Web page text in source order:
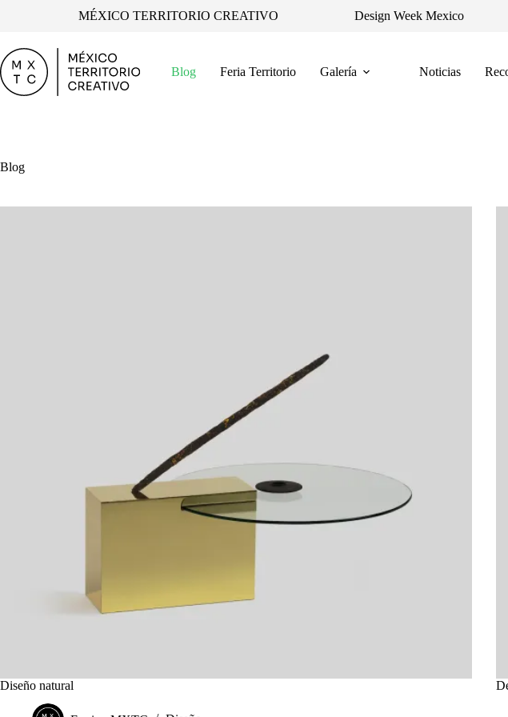
MÉXICO TERRITORIO CREATIVO Design Week Mexico
Blog Feria Territorio Galería Noticias
Blog
Diseño natural